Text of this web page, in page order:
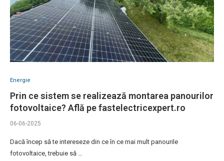
Energie
Prin ce sistem se realizează montarea panourilor
fotovoltaice? Află pe fastelectricexpert.ro
06-06-2025
Dacă încep să te intereseze din ce în ce mai mult panourile
fotovoltaice, trebuie să …